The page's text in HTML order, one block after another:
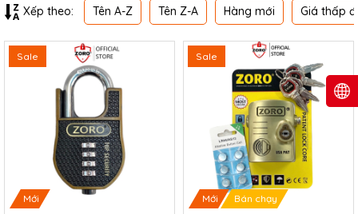
Xếp theo: Tên A-Z Tên Z-A Hàng mới Giá thấp
Sale
Mới
Sale
Mới Bán chạy